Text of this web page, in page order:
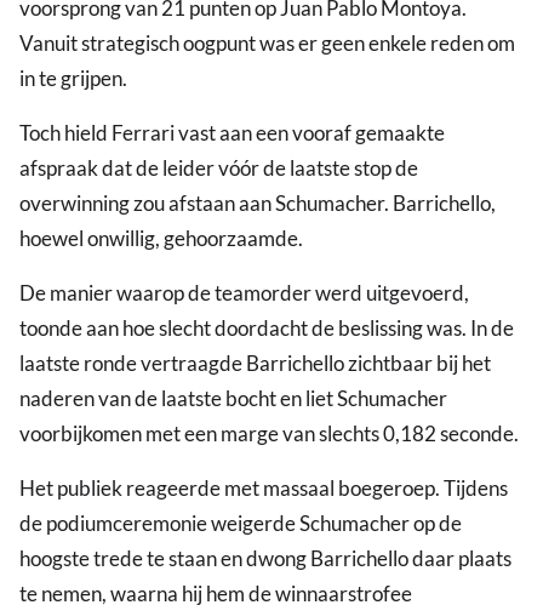
voorsprong van 21 punten op Juan Pablo Montoya.
Vanuit strategisch oogpunt was er geen enkele reden om
in te grijpen.
Toch hield Ferrari vast aan een vooraf gemaakte
afspraak dat de leider vóór de laatste stop de
overwinning zou afstaan aan Schumacher. Barrichello,
hoewel onwillig, gehoorzaamde.
De manier waarop de teamorder werd uitgevoerd,
toonde aan hoe slecht doordacht de beslissing was. In de
laatste ronde vertraagde Barrichello zichtbaar bij het
naderen van de laatste bocht en liet Schumacher
voorbijkomen met een marge van slechts 0,182 seconde.
Het publiek reageerde met massaal boegeroep. Tijdens
de podiumceremonie weigerde Schumacher op de
hoogste trede te staan en dwong Barrichello daar plaats
te nemen, waarna hij hem de winnaarstrofee